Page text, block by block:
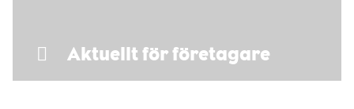
Aktuellt för företagare